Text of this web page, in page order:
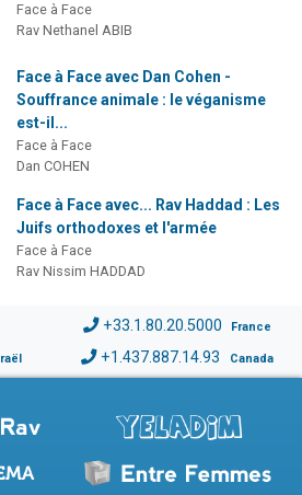
Face à Face
Rav Nethanel ABIB
Face à Face avec Dan Cohen -
Souffrance animale : le véganisme
est-il...
Face à Face
Dan COHEN
Face à Face avec... Rav Haddad : Les
Juifs orthodoxes et l'armée
Face à Face
Rav Nissim HADDAD
+33.1.80.20.5000 France
+1.437.887.14.93 Canada